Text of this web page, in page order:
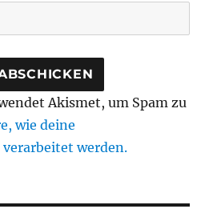
Akismet, um Spam zu
wie deine
werden.